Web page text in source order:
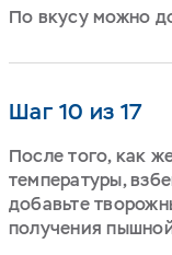
По вкусу можно
Шаг 10 из 17
После того, как
температуры,
добавьте
получения